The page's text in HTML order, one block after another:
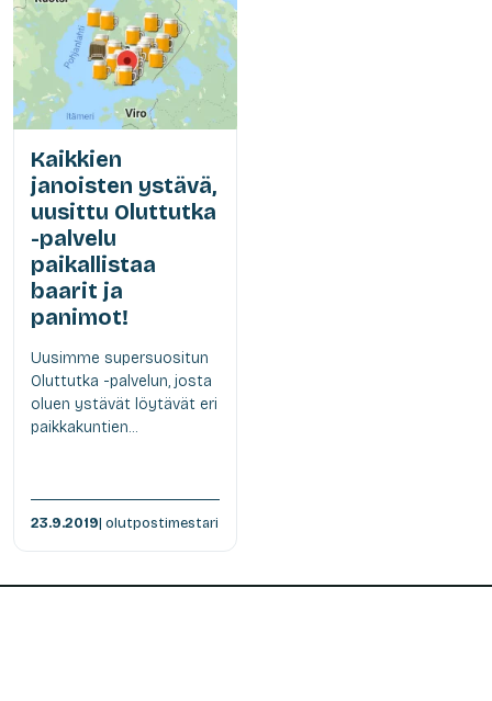
Kaikkien
janoisten ystävä,
uusittu Oluttutka
-palvelu
paikallistaa
baarit ja
panimot!
Uusimme supersuositun
Oluttutka -palvelun, josta
oluen ystävät löytävät eri
paikkakuntien...
23.9.2019| olutpostimestari